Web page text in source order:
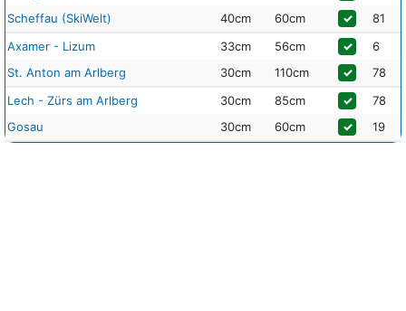
Scheffau (SkiWelt)
40cm 60cm ✓
81
Axamer - Lizum
33cm 56cm ✓
6
St. Anton am Arlberg
30cm 110cm ✓
78
Lech - Zürs am Arlberg
30cm 85cm ✓
78
Gosau
30cm 60cm ✓ 19